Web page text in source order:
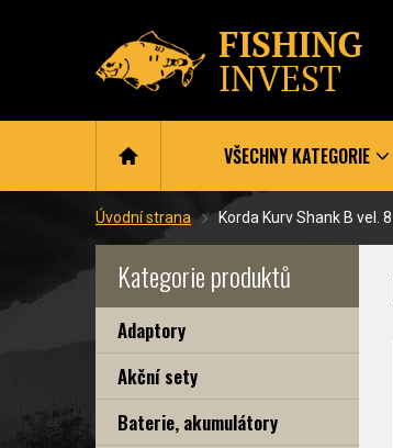
VŠECHNY KATEGORIE
Úvodní strana Korda Kurv Shank B vel. 8
Kategorie produktů
Adaptory
Akční sety
Baterie, akumulátory